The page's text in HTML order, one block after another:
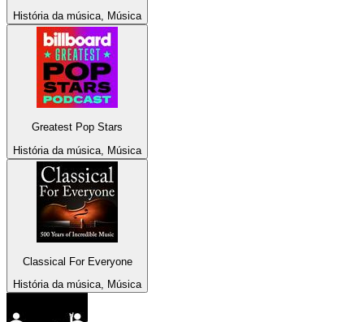
História da música, Música
Greatest Pop Stars
História da música, Música
Classical For Everyone
História da música, Música